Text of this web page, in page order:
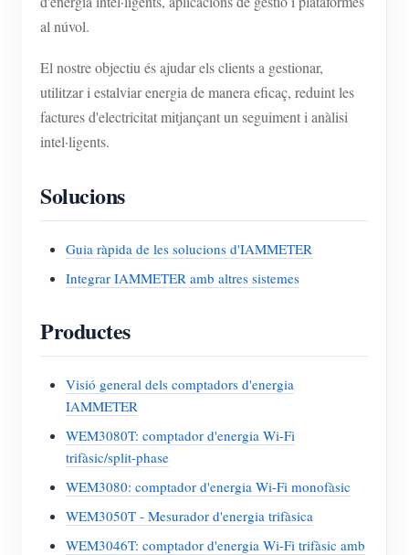
al núvol.
El nostre objectiu és ajudar els clients a gestionar,
utilitzar i estalviar energia de manera eficaç, reduint les
factures d'electricitat mitjançant un seguiment i anàlisi
intel·ligents.
Solucions
Guia ràpida de les solucions d'IAMMETER
Integrar IAMMETER amb altres sistemes
Productes
Visió general dels comptadors d'energia
IAMMETER
WEM3080T: comptador d'energia Wi-Fi
trifàsic/split-phase
WEM3080: comptador d'energia Wi-Fi monofàsic
WEM3050T - Mesurador d'energia trifàsica
WEM3046T: comptador d'energia Wi-Fi trifàsic amb